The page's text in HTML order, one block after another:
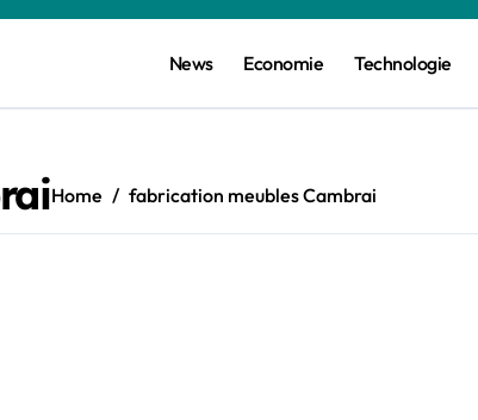
News Economie Technologie
Home fabrication meubles Cambrai